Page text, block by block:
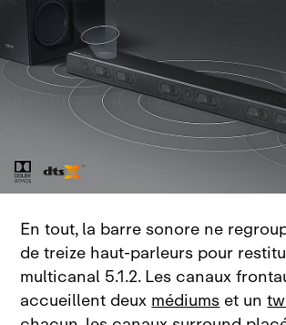
En tout, la barre sonore ne
de treize haut‑parleurs pour
multicanal 5.1.2. Les canaux
accueillent deuxmédiumset un